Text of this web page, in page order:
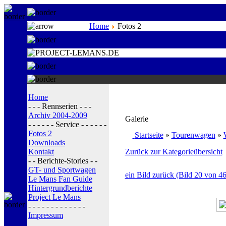
Home Fotos 2
Home
- - - Rennserien - - -
Archiv 2004-2009
- - - - - - Service - - - - - -
Fotos 2
Downloads
Kontakt
- - Berichte-Stories - -
GT- und Sportwagen
Le Mans Fan Guide
Hintergrundberichte
Project Le Mans
- - - - - - - - - - - - -
Impressum
Galerie
Startseite» Tourenwagen »
Zurück zur Kategorieübersicht
ein Bild zurück (Bild 20 von